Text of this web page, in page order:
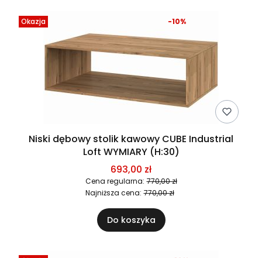
Okazja
Niski dębowy stolik kawowy CUBE Industrial
Loft WYMIARY (H:30)
693,00 zł
Cena regularna: 770,00 zł
-10%
Najniższa cena: 770,00 zł
Do koszyka